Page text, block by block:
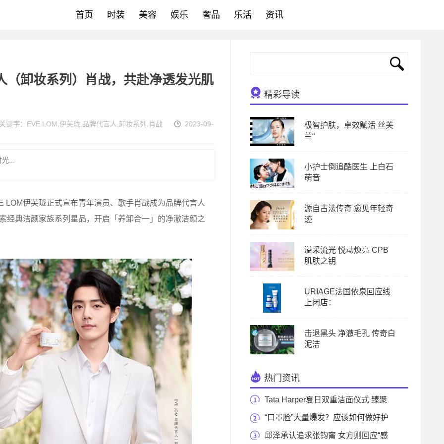
首页 时装 美容 娱乐 奢品 乐活 资讯
（卸妆系列）肖战，共赴净透发光肌
键字： EVE LOM 伊芙珑 品牌代言人 卸妆系列 肖战 2023-09-
...
伊芙珑正式宣布青年演员、歌手肖战成为品牌代言人
经典洁颜家族系列星品，开启「养卸合一」的净澈洁颜之
精彩导读
极智护肤，卓效赋活 丝芙
兰“
小护士倒追酷医生 上白石
萌音
源自古法传奇 愈见年轻奇
迹
溢采流光 悦动焕亮 CPB
肌肤之钥
URIAGE法国依泉回应线
上闭店：
击退黑头 净澈毛孔 传奇白
泥洁
热门资讯
Tata Harper夏日双重洁面仪式 臻聚
天然净肤力，焕
“口罩脸”大量爆发？应该如何做好护
肤？ 邱泽承认追求张钧甯 女方则回应“感